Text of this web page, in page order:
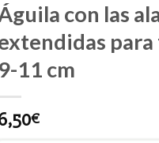
con las
para
9-11 cm
€